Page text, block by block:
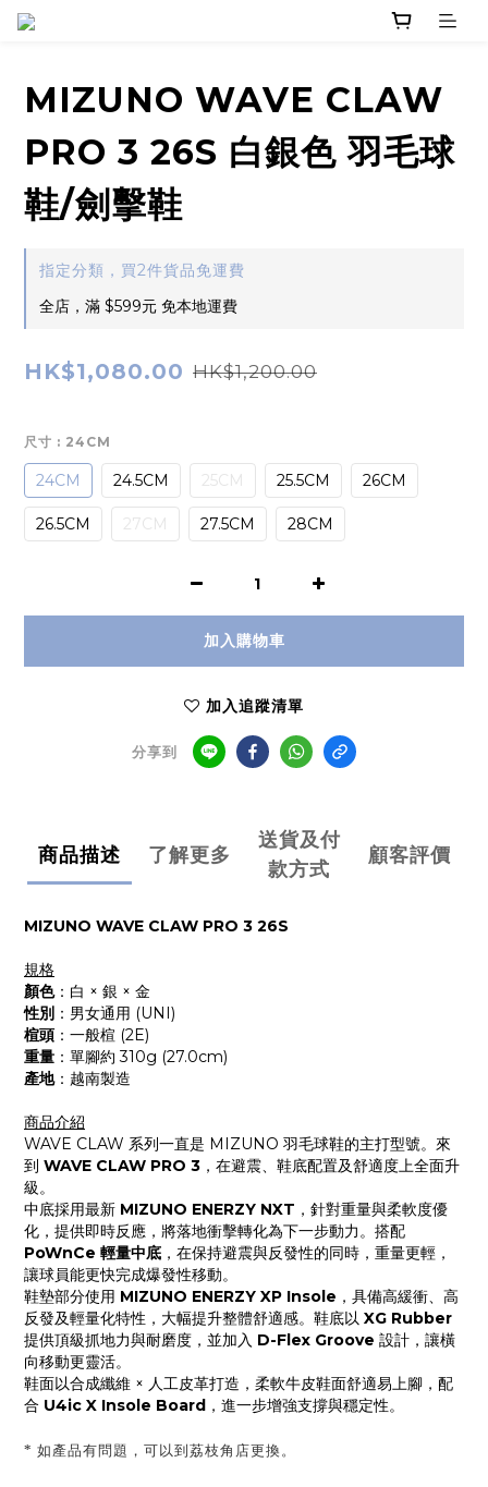
MIZUNO WAVE CLAW
PRO 3 26S 白銀色 羽毛球
鞋/劍擊鞋
指定分類，買2件貨品免運費
全店，滿 $599元 免本地運費
HK$1,080.00 HK$1,200.00
尺寸 : 24CM
24CM 24.5CM 25CM 25.5CM 26CM
26.5CM 27CM 27.5CM 28CM
加入購物車
加入追蹤清單
分享到
商品描述 了解更多
送貨及付
款方式
顧客評價
MIZUNO WAVE CLAW PRO 3 26S
規格
顏色：白 × 銀 × 金
性別 ：男女通用 (UNI)
楦頭 ：一般楦 (2E)
重量 ：單腳約 310g (27.0cm)
產地：越南製造
商品介紹
WAVE CLAW 系列一直是 MIZUNO 羽毛球鞋的主打型號。來
到 WAVE CLAW PRO 3 ，在避震、鞋底配置及舒適度上全面升
級。
中底採用最新 MIZUNO ENERZY NXT ，針對重量與柔軟度優
化，提供即時反應，將落地衝擊轉化為下一步動力。搭配
PoWnCe 輕量中底 ，在保持避震與反發性的同時，重量更輕，
讓球員能更快完成爆發性移動。
鞋墊部分使用 MIZUNO ENERZY XP Insole ，具備高緩衝、高
反發及輕量化特性，大幅提升整體舒適感。鞋底以 XG Rubber
提供頂級抓地力與耐磨度，並加入 D-Flex Groove 設計，讓橫
向移動更靈活。
鞋面以合成纖維 × 人工皮革打造，柔軟牛皮鞋面舒適易上腳，配
合 U4ic X Insole Board ，進一步增強支撐與穩定性。
* 如產品有問題，可以到荔枝角店更換。